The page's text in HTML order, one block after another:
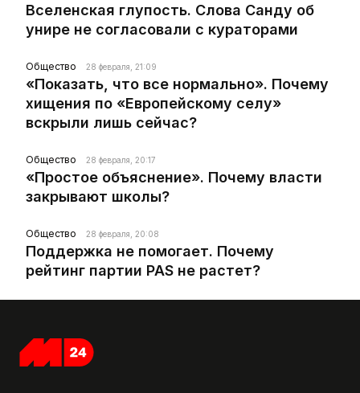
Вселенская глупость. Слова Санду об
унире не согласовали с кураторами
Общество 28 февраля, 21:09
«Показать, что все нормально». Почему
хищения по «Европейскому селу»
вскрыли лишь сейчас?
Общество 28 февраля, 20:17
«Простое объяснение». Почему власти
закрывают школы?
Общество 28 февраля, 20:08
Поддержка не помогает. Почему
рейтинг партии PAS не растет?